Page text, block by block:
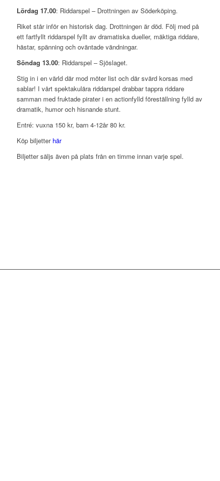
Lördag 17.00: Riddarspel – Drottningen av Söderköping.
Riket står inför en historisk dag. Drottningen är död. Följ med på
ett fartfyllt riddarspel fyllt av dramatiska dueller, mäktiga riddare,
hästar, spänning och oväntade vändningar.
Söndag 13.00: Riddarspel – Sjöslaget.
Stig in i en värld där mod möter list och där svärd korsas med
sablar! I vårt spektakulära riddarspel drabbar tappra riddare
samman med fruktade pirater i en actionfylld föreställning fylld av
dramatik, humor och hisnande stunt.
Entré: vuxna 150 kr, barn 4-12år 80 kr.
Köp biljetter här
Biljetter säljs även på plats från en timme innan varje spel.